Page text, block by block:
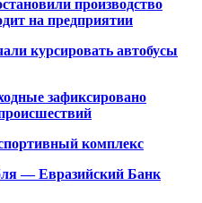
производство
на предприятии
курсировать автобусы
зафиксировано
комплекс
— Евразийский Банк